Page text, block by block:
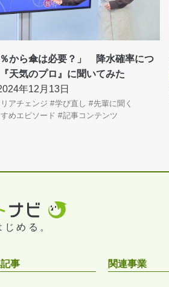
％から傘は必要？」 降水確率につ
天気のプロ』に聞いてみた
年12月13日
アチェンジ 学び直し
先輩に聞く
めエピソード
記事コンテンツ
める。
事 関連事業